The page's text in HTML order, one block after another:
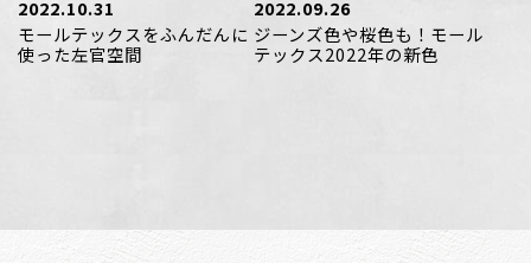
2022.10.31
モールテックスをふんだんに
使った左官空間
2022.09.26
ジーンズ色や桜色も！モール
テックス2022年の新色